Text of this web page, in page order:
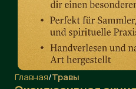
Главная Травы